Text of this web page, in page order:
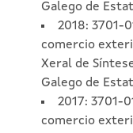
Galego de
2018: 3701-
comercio
Xeral de
Galego de
2017: 3701-
comercio